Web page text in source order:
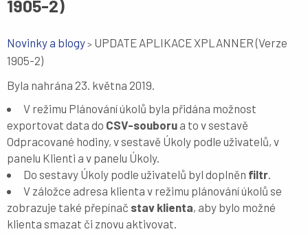
1905-2)
Novinky a blogy> UPDATE APLIKACE XPLANNER (Verze
1905-2)
Byla nahrána 23. května 2019.
V režimu Plánování úkolů byla přidána možnost
exportovat data do CSV-souboru a to v sestavě
Odpracované hodiny, v sestavě Úkoly podle uživatelů, v
panelu Klienti a v panelu Úkoly.
Do sestavy Úkoly podle uživatelů byl doplněn filtr.
V záložce adresa klienta v režimu plánování úkolů se
zobrazuje také přepínač stav klienta, aby bylo možné
klienta smazat či znovu aktivovat.